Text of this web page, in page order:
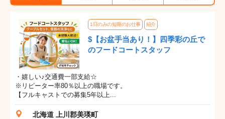
1日のみの短期のお仕事 紹介
$【お盆手当あり！】四季彩の丘で
のフードコートスタッフ
・嬉しい♪交通費一部支給☆
※リピーター率80％以上の職場です。
【フルキャストでの募集5年以上...
北海道 上川郡美瑛町